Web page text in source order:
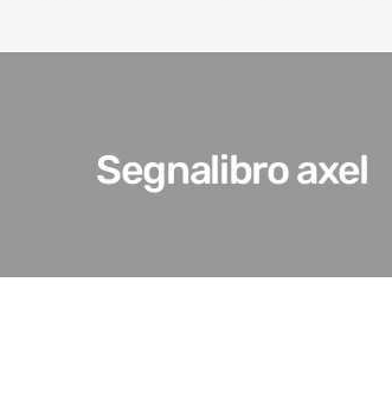
Segnalibro axel